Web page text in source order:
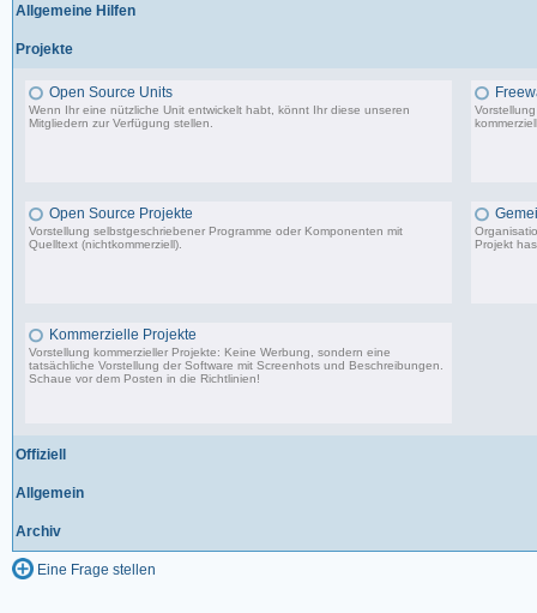
Allgemeine Hilfen
Projekte
Open Source Units
Wenn Ihr eine nützliche Unit entwickelt habt, könnt Ihr diese unseren
Mitgliedern zur Verfügung stellen.
Open Source Projekte
Vorstellung selbstgeschriebener Programme oder Komponenten mit
Quelltext (nichtkommerziell).
Projekt
Kommerzielle Projekte
Vorstellung kommerzieller Projekte: Keine Werbung, sondern eine
tatsächliche Vorstellung der Software mit Screenhots und Beschreibungen.
Schaue vor dem Posten in die Richtlinien!
Offiziell
Allgemein
Archiv
Eine Frage stellen